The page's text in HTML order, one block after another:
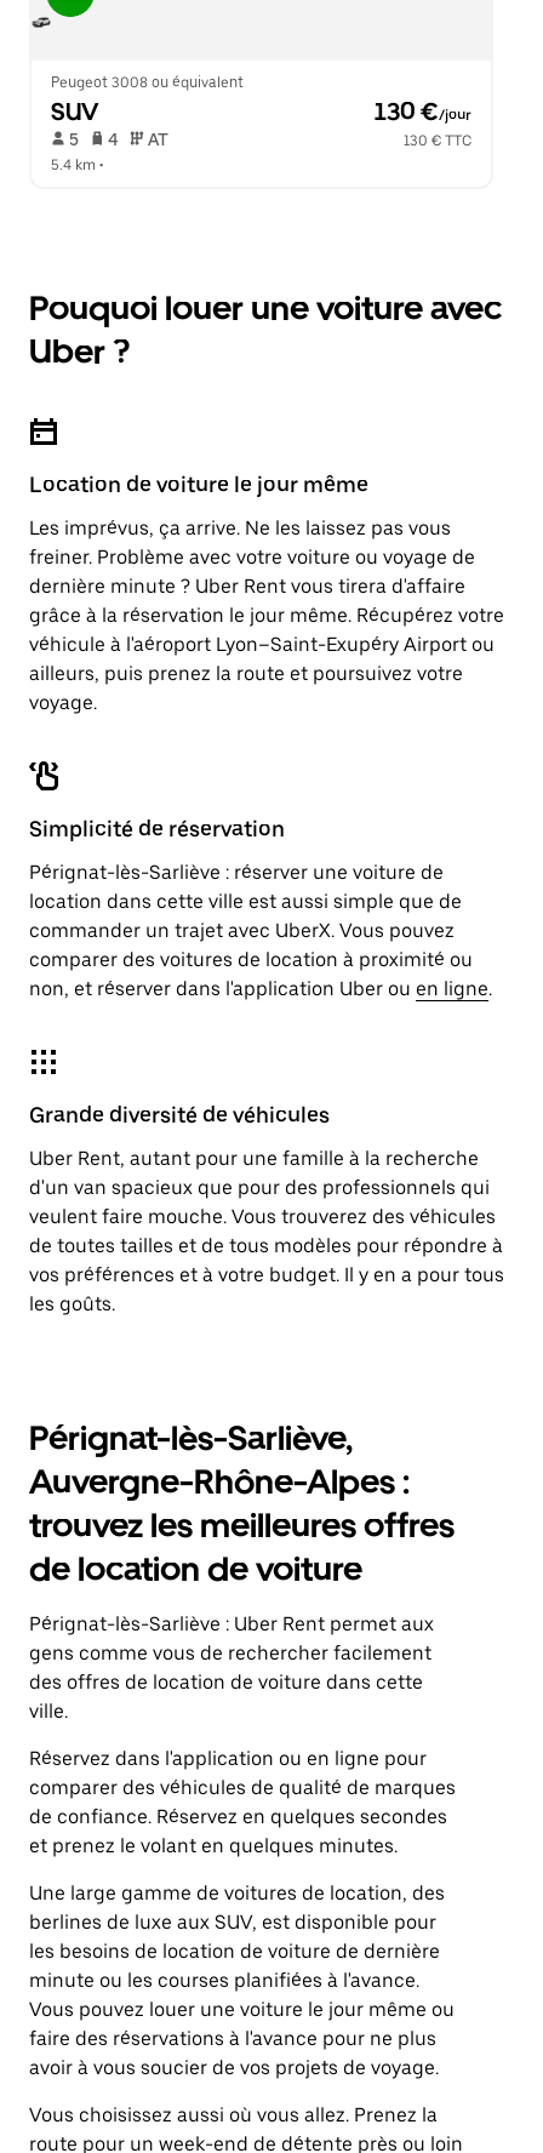
Peugeot 3008 ou équivalent
SUV 130 €/jour
5 4 AT
130 € TTC
5.4 km •
Pouquoi louer une voiture avec
Uber ?
Location de voiture le jour même
Les imprévus, ça arrive. Ne les laissez pas vous
freiner. Problème avec votre voiture ou voyage de
dernière minute ? Uber Rent vous tirera d'affaire
grâce à la réservation le jour même. Récupérez votre
véhicule à l'aéroport Lyon–Saint-Exupéry Airport ou
ailleurs, puis prenez la route et poursuivez votre
voyage.
Simplicité de réservation
Pérignat-lès-Sarliève : réserver une voiture de
location dans cette ville est aussi simple que de
commander un trajet avec UberX. Vous pouvez
comparer des voitures de location à proximité ou
non, et réserver dans l'application Uber ou en ligne.
Grande diversité de véhicules
Uber Rent, autant pour une famille à la recherche
d'un van spacieux que pour des professionnels qui
veulent faire mouche. Vous trouverez des véhicules
de toutes tailles et de tous modèles pour répondre à
vos préférences et à votre budget. Il y en a pour tous
les goûts.
Pérignat-lès-Sarliève,
Auvergne-Rhône-Alpes :
trouvez les meilleures offres
de location de voiture
Pérignat-lès-Sarliève : Uber Rent permet aux
gens comme vous de rechercher facilement
des offres de location de voiture dans cette
ville.
Réservez dans l'application ou en ligne pour
comparer des véhicules de qualité de marques
de confiance. Réservez en quelques secondes
et prenez le volant en quelques minutes.
Une large gamme de voitures de location, des
berlines de luxe aux SUV, est disponible pour
les besoins de location de voiture de dernière
minute ou les courses planifiées à l'avance.
Vous pouvez louer une voiture le jour même ou
faire des réservations à l'avance pour ne plus
avoir à vous soucier de vos projets de voyage.
Vous choisissez aussi où vous allez. Prenez la
route pour un week-end de détente près ou loin